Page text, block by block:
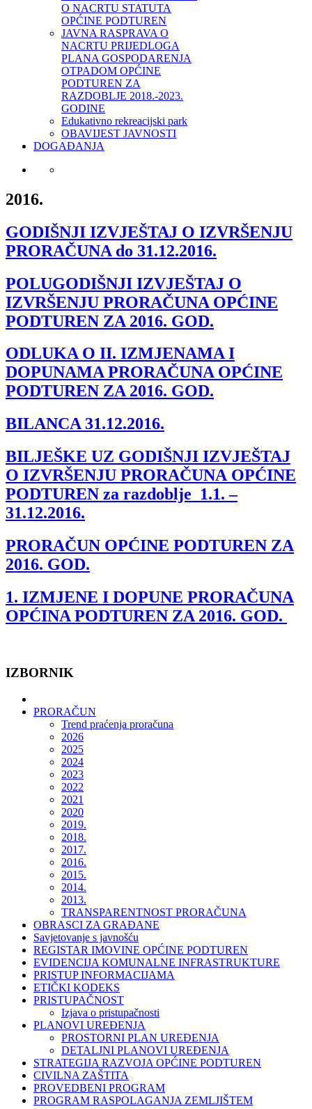
O NACRTU STATUTA
OPĆINE PODTUREN
JAVNA RASPRAVA O
NACRTU PRIJEDLOGA
PLANA GOSPODARENJA
OTPADOM OPĆINE
PODTUREN ZA
RAZDOBLJE 2018.-2023.
GODINE
Edukativno rekreacijski park
OBAVIJEST JAVNOSTI
DOGAĐANJA
2016.
GODIŠNJI IZVJEŠTAJ O IZVRŠENJU
PRORAČUNA do 31.12.2016.
POLUGODIŠNJI IZVJEŠTAJ O
IZVRŠENJU PRORAČUNA OPĆINE
PODTUREN ZA 2016. GOD.
ODLUKA O II. IZMJENAMA I
DOPUNAMA PRORAČUNA OPĆINE
PODTUREN ZA 2016. GOD.
BILANCA 31.12.2016.
BILJEŠKE UZ GODIŠNJI IZVJEŠTAJ
O IZVRŠENJU PRORAČUNA OPĆINE
PODTUREN za razdoblje 1.1. –
31.12.2016.
PRORAČUN OPĆINE PODTUREN ZA
2016. GOD.
1. IZMJENE I DOPUNE PRORAČUNA
OPĆINA PODTUREN ZA 2016. GOD.
IZBORNIK
PRORAČUN
Trend praćenja proračuna
2026
2025
2024
2023
2022
2021
2020
2019.
2018.
2017.
2016.
2015.
2014.
2013.
TRANSPARENTNOST PRORAČUNA
OBRASCI ZA GRAĐANE
Savjetovanje s javnošću
REGISTAR IMOVINE OPĆINE PODTUREN
EVIDENCIJA KOMUNALNE INFRASTRUKTURE
PRISTUP INFORMACIJAMA
ETIČKI KODEKS
PRISTUPAČNOST
Izjava o pristupačnosti
PLANOVI UREĐENJA
PROSTORNI PLAN UREĐENJA
DETALJNI PLANOVI UREĐENJA
STRATEGIJA RAZVOJA OPĆINE PODTUREN
CIVILNA ZAŠTITA
PROVEDBENI PROGRAM
PROGRAM RASPOLAGANJA ZEMLJIŠTEM